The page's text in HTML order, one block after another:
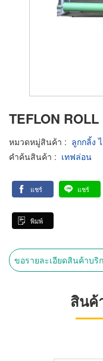
TEFLON ROLL
หมวดหมู่สินค้า : ลูกกลิ้ง
คำค้นสินค้า : เทฟล่อน
แชร์ แชร์
พิมพ์
ขอรายละเอียดสินค้าบริ
สินค้